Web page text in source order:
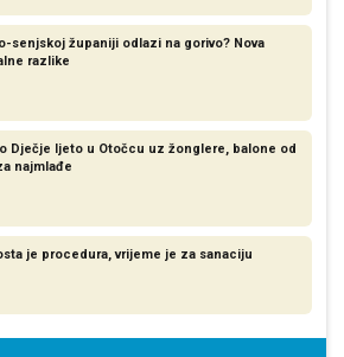
senjskoj županiji odlazi na gorivo? Nova
razlike​
Dječje ljeto u Otočcu uz žonglere, balone od
najmlađe
je procedura, vrijeme je za sanaciju